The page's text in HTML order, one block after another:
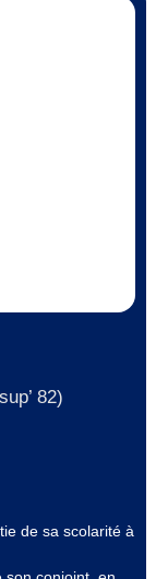
82)
de sa scolarité à